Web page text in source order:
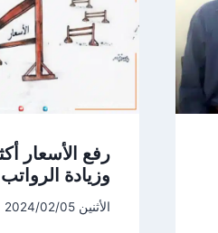
وزيادة الرواتب 50%
الأثنين 2024/02/05